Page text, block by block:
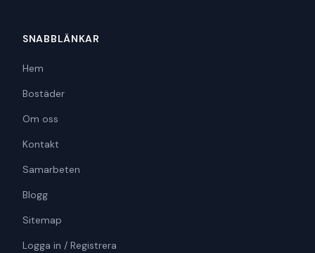
SNABBLÄNKAR
Hem
Bostäder
Om oss
Kontakt
Samarbeten
Blogg
Sitemap
Logga in / Registrera